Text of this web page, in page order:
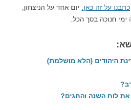
כתבנו על זה כאן.
יום אחד על הניצחון,
חנוכה בסך הכל.
היהודים (הלא מושלמת)
לוח השנה והחגים?